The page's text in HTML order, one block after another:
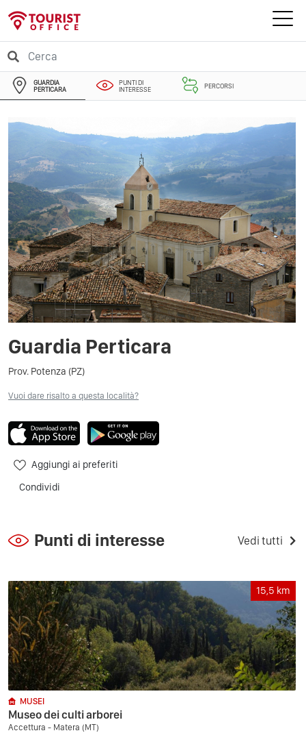
GUARDIA
PERTICARA
PUNTI DI
INTERESSE
PERCORSI
Guardia Perticara
Prov. Potenza (PZ)
Vuoi dare risalto a questa località?
Aggiungi ai preferiti
Condividi
Punti di interesse Vedi tutti
15,5 km
MUSEI
Museo dei culti arborei
Accettura - Matera (MT)